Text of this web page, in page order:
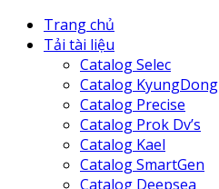
Trang chủ
Tải tài liệu
Catalog Selec
Catalog KyungDong
Catalog Precise
Catalog Prok Dv’s
Catalog Kael
Catalog SmartGen
Catalog Deepsea